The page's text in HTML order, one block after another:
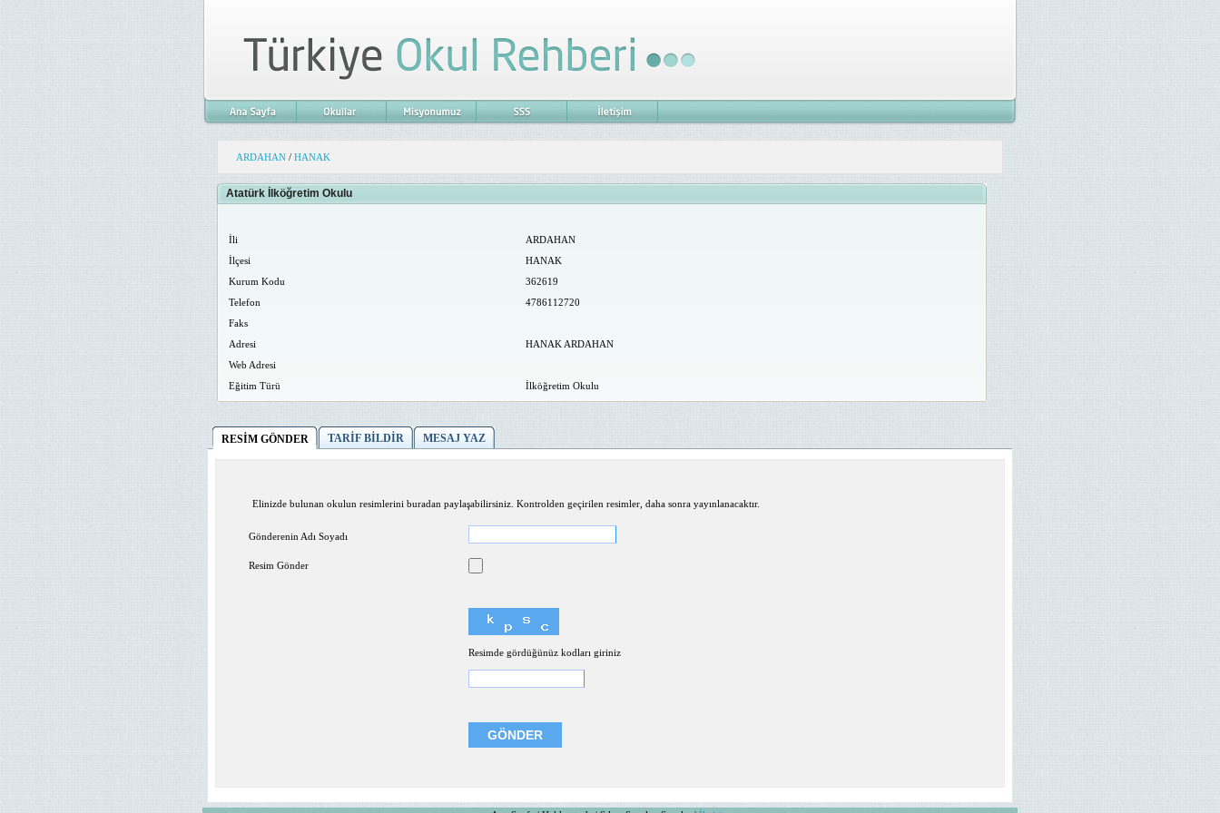
ARDAHAN / HANAK
Atatürk İlköğretim Okulu
İli
ARDAHAN
İlçesi
HANAK
Kurum Kodu
362619
Telefon
4786112720
Faks
Adresi
HANAK ARDAHAN
Web Adresi
Eğitim Türü
İlköğretim Okulu
RESİM GÖNDER TARİF BİLDİR MESAJ YAZ
Elinizde bulunan okulun resimlerini buradan paylaşabilirsiniz. Kontrolden geçirilen resimler, daha sonra yayınlanacaktır.
Gönderenin Adı Soyadı
Resim Gönder
Resimde gördüğünüz kodları giriniz